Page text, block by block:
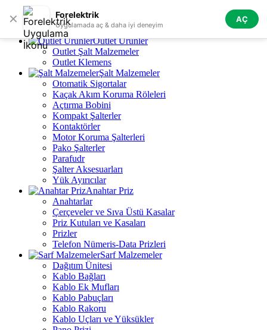
✕ Forelektrik
Uygulamada aç & daha iyi deneyim
AÇ
Skip to navigation Skip to main content
Tüm Kategoriler
Outlet Ürünler
Outlet Şalt Malzemeler
Outlet Klemens
Şalt Malzemeler
Otomatik Sigortalar
Kaçak Akım Koruma Röleleri
Açtırma Bobini
Kompakt Şalterler
Kontaktörler
Motor Koruma Şalterleri
Pako Şalterler
Parafudr
Şalter Aksesuarları
Yük Ayırıcılar
Anahtar Priz
Anahtarlar
Çerçeveler ve Sıva Üstü Kasalar
Priz Kutuları ve Kasaları
Prizler
Telefon Nümeris-Data Prizleri
Sarf Malzemeler
Dağıtım Ünitesi
Kablo Bağları
Kablo Ek Mufları
Kablo Pabuçları
Kablo Rakoru
Kablo Uçları ve Yüksükler